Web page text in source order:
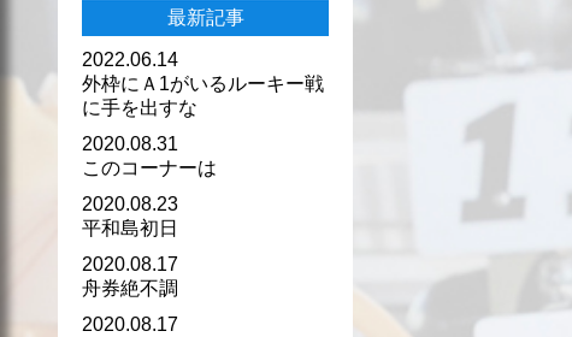
最新記事
2022.06.14
外枠にＡ1がいるルーキー戦
に手を出すな
2020.08.31
このコーナーは
2020.08.23
平和島初日
2020.08.17
舟券絶不調
2020.08.17